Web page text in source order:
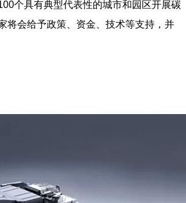
个具有典型代表性的城市和园区开展碳
将会给予政策、资金、技术等支持，并